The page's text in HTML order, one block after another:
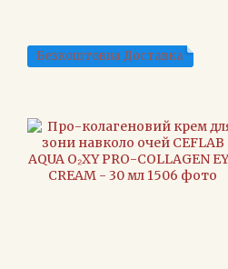
Безкоштовна Доставка